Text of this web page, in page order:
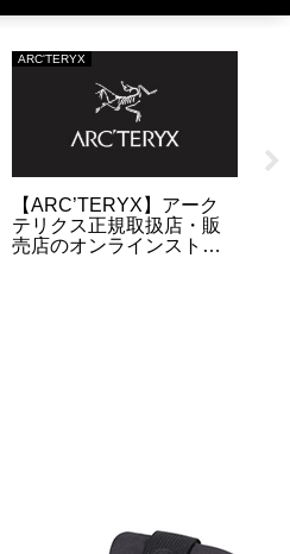
バティカ
の詳細 |
|モーニ
【2023FW】ヌプシ
ット(ND92335)の予
抽選・販売情報のま